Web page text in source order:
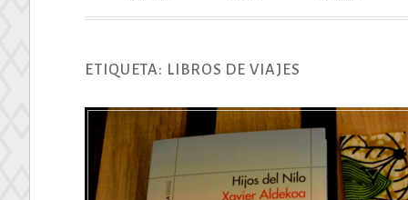
ETIQUETA: LIBROS DE VIAJES